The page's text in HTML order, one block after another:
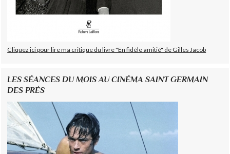
Cliquez ici pour lire ma critique du livre "En fidèle amitié" de Gilles Jacob
LES SÉANCES DU MOIS AU CINÉMA SAINT GERMAIN
DES PRÉS